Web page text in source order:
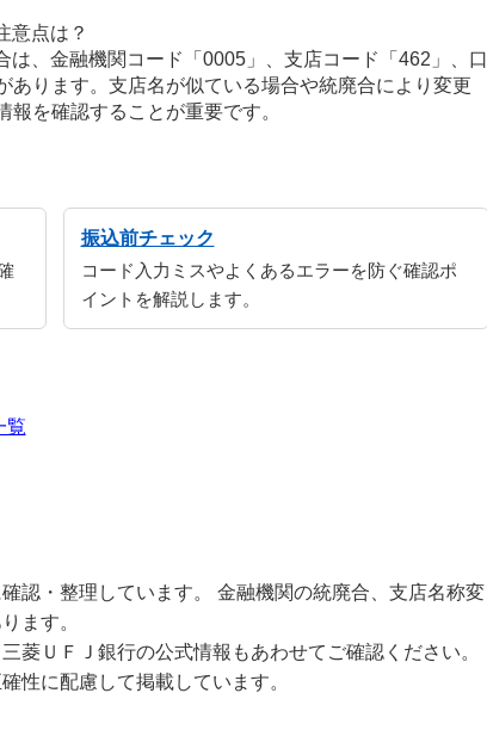
意点は？
は、金融機関コード「0005」、支店コード「462」、口
あります。支店名が似ている場合や統廃合により変更
を確認することが重要です。
振込前チェック
コード入力ミスやよくあるエラーを防ぐ確認ポ
イントを解説します。
覧
認・整理しています。 金融機関の統廃合、支店名称変
ます。
菱ＵＦＪ銀行の公式情報もあわせてご確認ください。
性に配慮して掲載しています。